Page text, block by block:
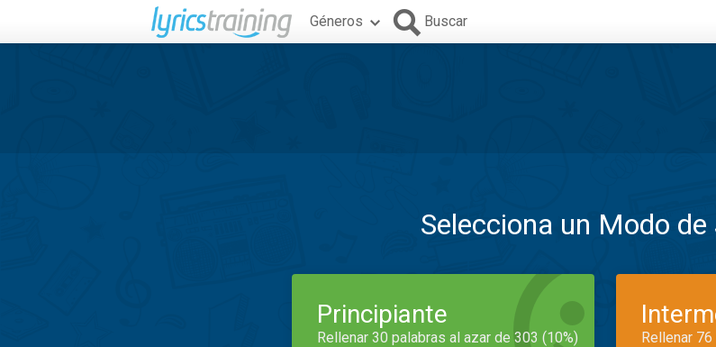
Géneros Buscar
Selecciona un Modo de
Principiante
Rellenar 30 palabras al azar de 303 (10%) Rellenar